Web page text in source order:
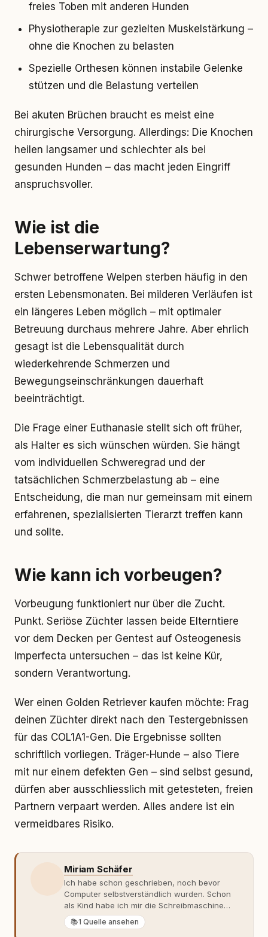
freies Toben mit anderen Hunden
Physiotherapie zur gezielten Muskelstärkung –
ohne die Knochen zu belasten
Spezielle Orthesen können instabile Gelenke
stützen und die Belastung verteilen
Bei akuten Brüchen braucht es meist eine
chirurgische Versorgung. Allerdings: Die Knochen
heilen langsamer und schlechter als bei
gesunden Hunden – das macht jeden Eingriff
anspruchsvoller.
Wie ist die
Lebenserwartung?
Schwer betroffene Welpen sterben häufig in den
ersten Lebensmonaten. Bei milderen Verläufen ist
ein längeres Leben möglich – mit optimaler
Betreuung durchaus mehrere Jahre. Aber ehrlich
gesagt ist die Lebensqualität durch
wiederkehrende Schmerzen und
Bewegungseinschränkungen dauerhaft
beeinträchtigt.
Die Frage einer Euthanasie stellt sich oft früher,
als Halter es sich wünschen würden. Sie hängt
vom individuellen Schweregrad und der
tatsächlichen Schmerzbelastung ab – eine
Entscheidung, die man nur gemeinsam mit einem
erfahrenen, spezialisierten Tierarzt treffen kann
und sollte.
Wie kann ich vorbeugen?
Vorbeugung funktioniert nur über die Zucht.
Punkt. Seriöse Züchter lassen beide Elterntiere
vor dem Decken per Gentest auf Osteogenesis
Imperfecta untersuchen – das ist keine Kür,
sondern Verantwortung.
Wer einen Golden Retriever kaufen möchte: Frag
deinen Züchter direkt nach den Testergebnissen
für das COL1A1-Gen. Die Ergebnisse sollten
schriftlich vorliegen. Träger-Hunde – also Tiere
mit nur einem defekten Gen – sind selbst gesund,
dürfen aber ausschliesslich mit getesteten, freien
Partnern verpaart werden. Alles andere ist ein
vermeidbares Risiko.
Miriam Schäfer
Ich habe schon geschrieben, noch bevor
Computer selbstverständlich wurden. Schon
als Kind habe ich mir die Schreibmaschine
meiner Eltern geschnappt und drauflos
getippt: Geschichten, Beobachtungen,
📚1 Quelle ansehen